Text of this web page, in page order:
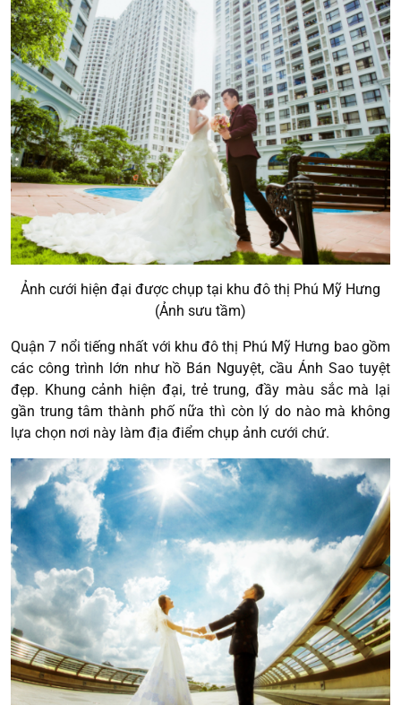
Ảnh cưới hiện đại được chụp tại khu đô thị Phú Mỹ Hưng
(Ảnh sưu tầm)
Quận 7 nổi tiếng nhất với khu đô thị Phú Mỹ Hưng bao gồm
các công trình lớn như hồ Bán Nguyệt, cầu Ánh Sao tuyệt
đẹp. Khung cảnh hiện đại, trẻ trung, đầy màu sắc mà lại
gần trung tâm thành phố nữa thì còn lý do nào mà không
lựa chọn nơi này làm địa điểm chụp ảnh cưới chứ.